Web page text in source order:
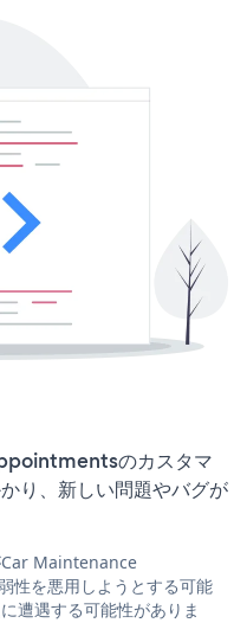
のカスタマ
り、新しい問題やバグが
Car Maintenance
性を悪用しようとする可能
遭遇する可能性がありま